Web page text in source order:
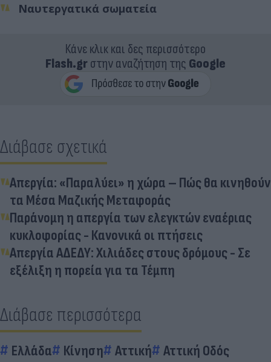
Ναυτεργατικά σωματεία
Κάνε κλικ και δες περισσότερο
Flash.grστην αναζήτηση της Google
Διάβασε σχετικά
Απεργία: «Παραλύει» η χώρα – Πώς θα κινηθούν
τα Μέσα Μαζικής Μεταφοράς
Παράνομη η απεργία των ελεγκτών εναέριας
κυκλοφορίας - Κανονικά οι πτήσεις
Απεργία ΑΔΕΔΥ: Χιλιάδες στους δρόμους - Σε
εξέλιξη η πορεία για τα Τέμπη
Διάβασε περισσότερα
Ελλάδα Κίνηση Αττική Αττική Οδός